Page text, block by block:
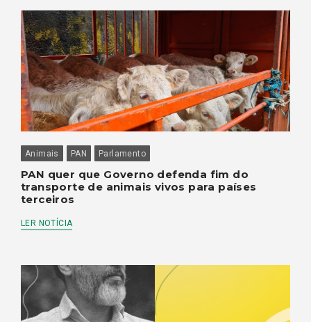
Animais PAN Parlamento
PAN quer que Governo defenda fim do
transporte de animais vivos para países
terceiros
LER NOTÍCIA